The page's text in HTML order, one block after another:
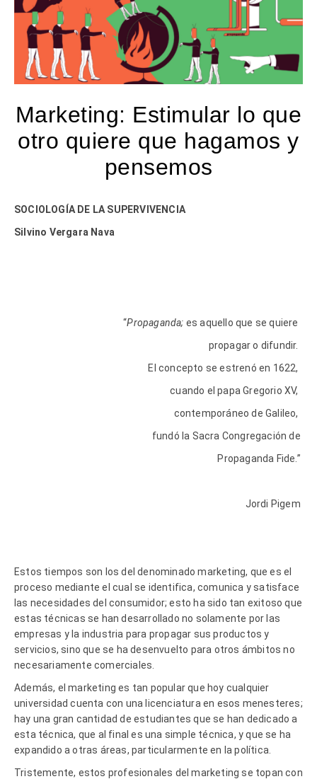
Marketing: Estimular lo que
otro quiere que hagamos y
pensemos
SOCIOLOGÍA DE LA SUPERVIVENCIA
Silvino Vergara Nava
“Propaganda; es aquello que se quiere
propagar o difundir.
El concepto se estrenó en 1622,
cuando el papa Gregorio XV,
contemporáneo de Galileo,
fundó la Sacra Congregación de
Propaganda Fide.”
Jordi Pigem
Estos tiempos son los del denominado marketing, que es el
proceso mediante el cual se identifica, comunica y satisface
las necesidades del consumidor; esto ha sido tan exitoso que
estas técnicas se han desarrollado no solamente por las
empresas y la industria para propagar sus productos y
servicios, sino que se ha desenvuelto para otros ámbitos no
necesariamente comerciales.
Además, el marketing es tan popular que hoy cualquier
universidad cuenta con una licenciatura en esos menesteres;
hay una gran cantidad de estudiantes que se han dedicado a
esta técnica, que al final es una simple técnica, y que se ha
expandido a otras áreas, particularmente en la política.
Tristemente, estos profesionales del marketing se topan con